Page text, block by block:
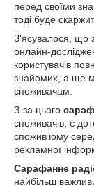
перед своїми
тоді буде
З'ясувалося, що
онлайн-
користувачів
знайомих, а ще
споживачам.
З-за цього
споживачів, є
споживчому
рекламної
Сарафанне
найбільш